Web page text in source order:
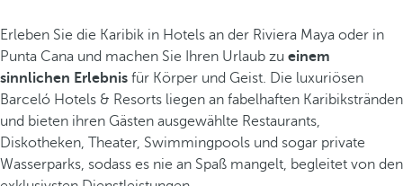
Erleben Sie die Karibik in Hotels an der Riviera Maya oder in
Punta Cana und machen Sie Ihren Urlaub zu einem
sinnlichen Erlebnis für Körper und Geist. Die luxuriösen
Barceló Hotels & Resorts liegen an fabelhaften Karibikstränden
und bieten ihren Gästen ausgewählte Restaurants,
Diskotheken, Theater, Swimmingpools und sogar private
Wasserparks, sodass es nie an Spaß mangelt, begleitet von den